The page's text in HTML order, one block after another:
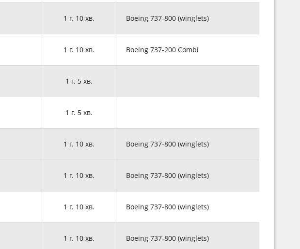
1 г. 10 хв. Boeing 737-800 (winglets)
1 г. 10 хв. Boeing 737-200 Combi
1 г. 5 хв.
1 г. 5 хв.
1 г. 10 хв. Boeing 737-800 (winglets)
1 г. 10 хв. Boeing 737-800 (winglets)
1 г. 10 хв. Boeing 737-800 (winglets)
1 г. 10 хв. Boeing 737-800 (winglets)